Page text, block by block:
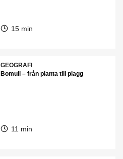
15 min
GEOGRAFI
Bomull – från planta till plagg
11 min